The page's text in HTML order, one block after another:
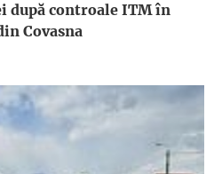
după controale ITM în
Covasna